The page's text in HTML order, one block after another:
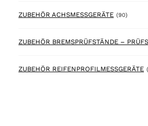
ZUBEHÖR ACHSMESSGERÄTE (90)90
ZUBEHÖR BREMSPRÜFSTÄNDE –
ZUBEHÖR REIFENPROFILMESSGERÄTE